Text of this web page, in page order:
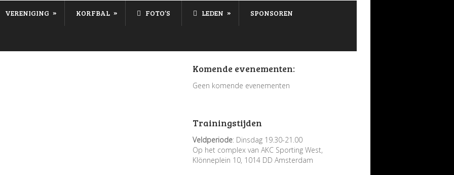
VERENIGING » KORFBAL » FOTO’S LEDEN » SPONSOREN
Komende evenementen:
Geen komende evenementen
Trainingstijden
Veldperiode: Dinsdag 19.30-21.00
Op het complex van AKC Sporting West,
Klönneplein 10, 1014 DD Amsterdam